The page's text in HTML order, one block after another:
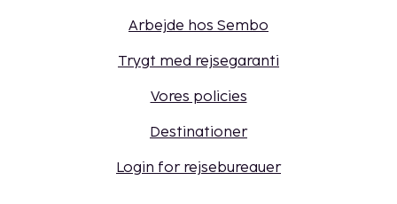
Arbejde hos Sembo
Trygt med rejsegaranti
Vores policies
Destinationer
Login for rejsebureauer